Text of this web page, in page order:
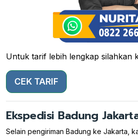
Untuk tarif lebih lengkap silahkan
CEK TARIF
Ekspedisi Badung
Selain pengiriman Badung ke Jakarta,